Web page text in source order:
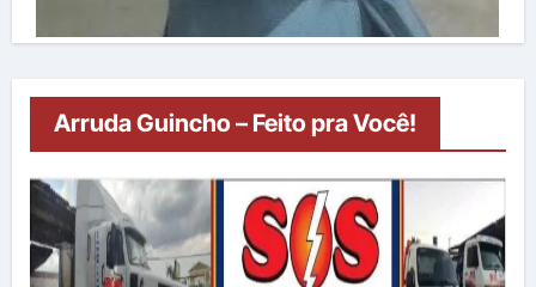
Arruda Guincho – Feito pra Você!